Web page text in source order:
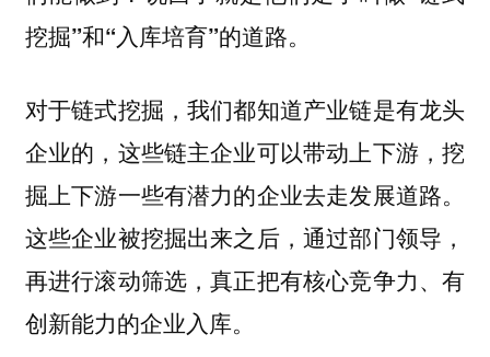
挖掘”和“入库培育”的道路。
对于链式挖掘，我们都知道产业链是有龙头
企业的，这些链主企业可以带动上下游，挖
掘上下游一些有潜力的企业去走发展道路。
这些企业被挖掘出来之后，通过部门领导，
再进行滚动筛选，真正把有核心竞争力、有
创新能力的企业入库。